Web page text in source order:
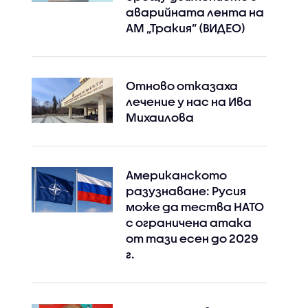
аварийната лента на
АМ „Тракия” (ВИДЕО)
Отново отказаха
лечение у нас на Ива
Михаилова
Американското
разузнаване: Русия
може да тества НАТО
с ограничена атака
от тази есен до 2029
г.